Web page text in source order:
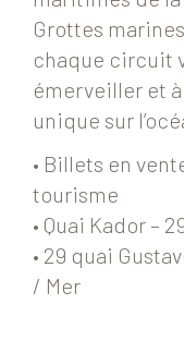
Grottes
chaque circuit
émerveiller et
unique sur
• Billets en
tourisme
• Quai Kador –
• 29 quai
/ Mer